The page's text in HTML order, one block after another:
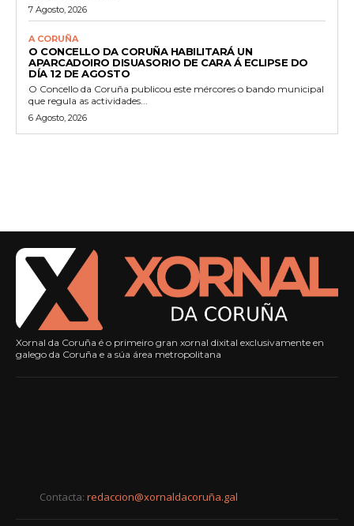
7 Agosto, 2026
A CORUÑA
O CONCELLO DA CORUÑA HABILITARÁ UN
APARCADOIRO DISUASORIO DE CARA Á ECLIPSE DO
DÍA 12 DE AGOSTO
O Concello da Coruña publicou este mércores o bando municipal
que regula as actividades...
6 Agosto, 2026
Xornal da Coruña é o primeiro gran xornal dixital exclusivamente en
galego da Coruña e a súa área metropolitana
Contacta: redaccion@xornaldacoruña.gal